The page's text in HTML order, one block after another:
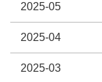
2025-05
2025-04
2025-03